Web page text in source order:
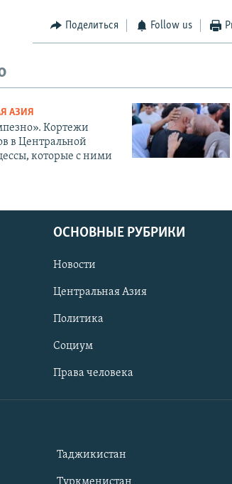
Поделиться Follow us
АЗИЯ
Кортежи
в Центральной
которые с ними
ОСНОВНЫЕ РУБРИКИ
Новости
Центральная Азия
Политика
Социум
Права человека
Таджикистан
Туркменистан